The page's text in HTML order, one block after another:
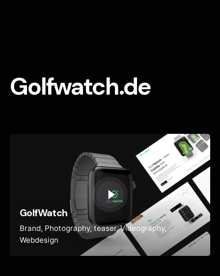
Golfwatch.de
GolfWatch
Brand Photography teaser Videography
Webdesign